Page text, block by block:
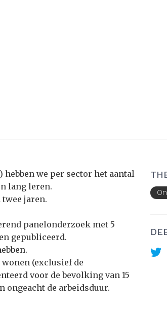
hebben we per sector het aantal
lang leren.
jaren.
panelonderzoek met 5
gepubliceerd.
(exclusief de
voor de bevolking van 15
ongeacht de arbeidsduur.